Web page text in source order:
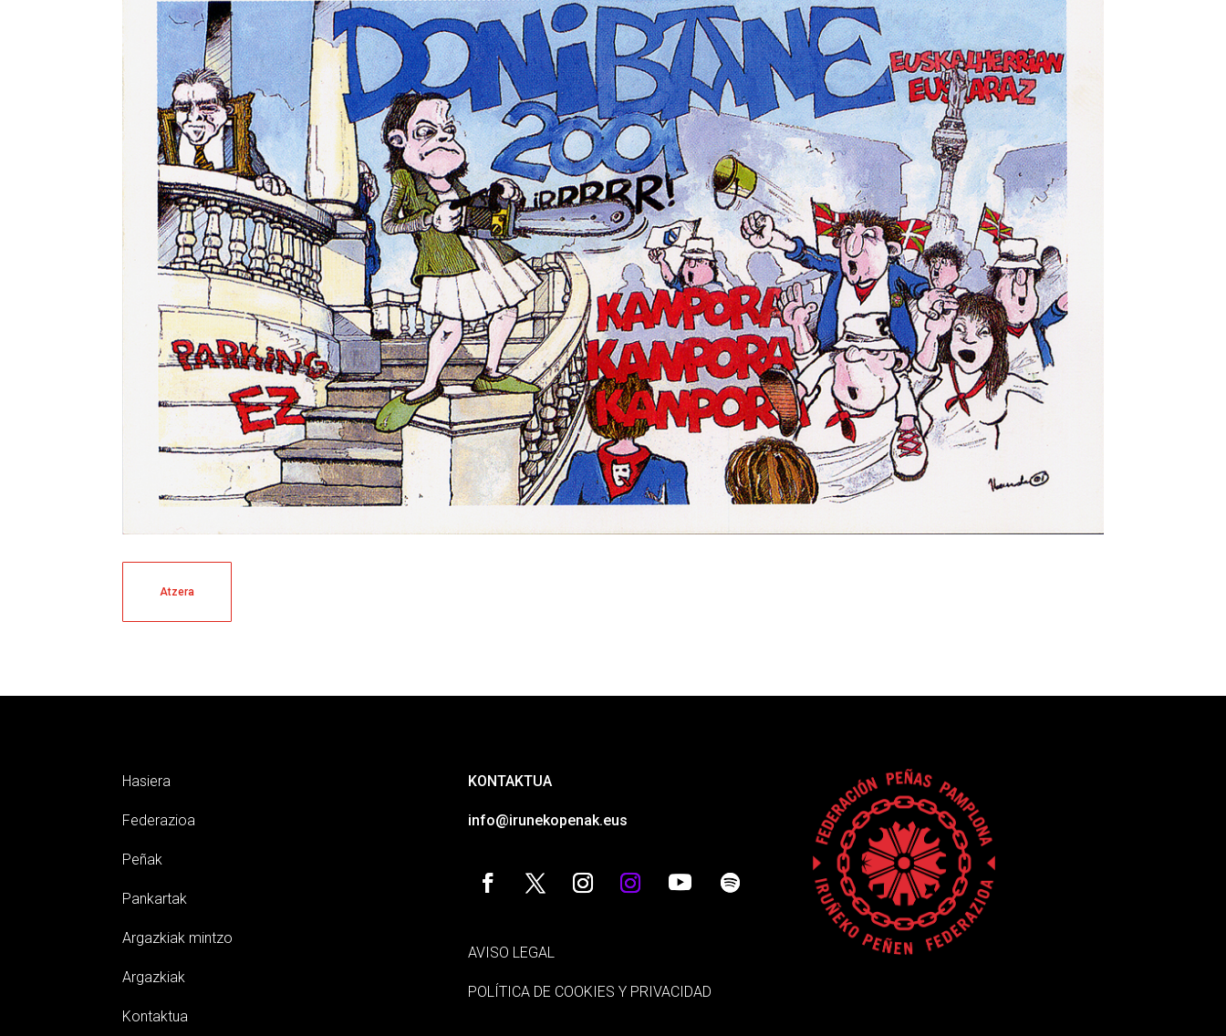
Atzera
Hasiera
Federazioa
Peñak
Pankartak
Argazkiak mintzo
Argazkiak
Kontaktua
KONTAKTUA
info@irunekopenak.eus
AVISO LEGAL
POLÍTICA DE COOKIES Y PRIVACIDAD